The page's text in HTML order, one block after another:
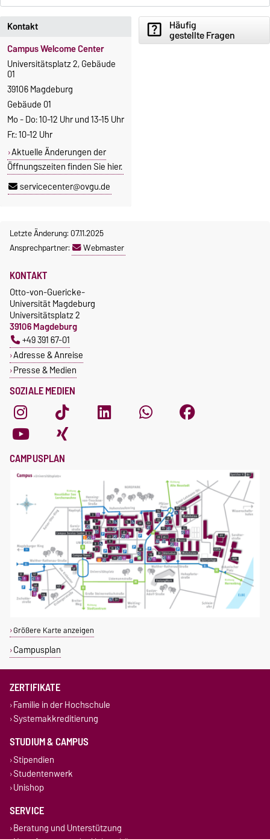
help_center Häufig
gestellte Fragen
Kontakt
Campus Welcome Center
Universitätsplatz 2, Gebäude
01
39106 Magdeburg
Gebäude 01
Mo - Do: 10-12 Uhr und 13-15 Uhr
Fr.: 10-12 Uhr
Aktuelle Änderungen der
Öffnungszeiten finden Sie hier.
servicecenter@ovgu.de
Letzte Änderung: 07.11.2025
Ansprechpartner:
Webmaster
SOZIALE MEDIEN
KONTAKT
Otto-von-Guericke-
Universität Magdeburg
Universitätsplatz 2
39106 Magdeburg
+49 391 67-01
Adresse & Anreise
Presse & Medien
CAMPUSPLAN
Größere Karte anzeigen
Campusplan
ZERTIFIKATE
Familie in der Hochschule
Systemakkreditierung
STUDIUM & CAMPUS
Stipendien
Studentenwerk
Unishop
SERVICE
Beratung und Unterstützung